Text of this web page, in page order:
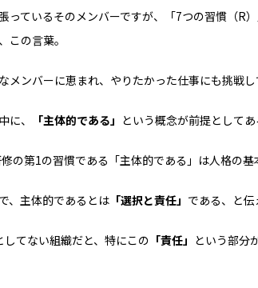
っているそのメンバーですが、 「7つの習慣（R
この言葉。
メンバーに恵まれ、 やりたかった仕事にも挑戦し
に、 「主体的である」 という概念が前提として
の第1の習慣である「主体的である」は人格の基
、 主体的であるとは 「選択と責任」 である、 と伝
てない組織だと、 特にこの 「責任」 という部分